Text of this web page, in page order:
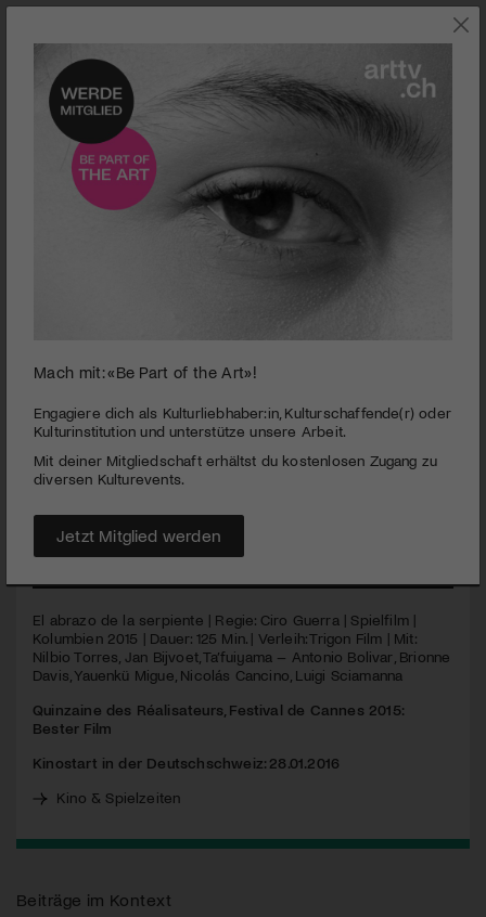
seconds
minutes,
seconds
El abrazo de la serpiente
PUBLIZIERT AM 10. JANUAR 2016
deutsche Ethnologe Theodor Koch-Grünberg im Jahr 1909,
der nordamerikanische Botaniker und Abenteurer Richard
halluzinierende Wunderpflanze.
MEHR
El abrazo de la serpiente | Regie: Ciro Guerra | Spielfilm |
Kolumbien 2015 | Dauer: 125 Min. | Verleih: Trigon Film | Mit:
Nilbio Torres, Jan Bijvoet, Ta’fuiyama – Antonio Bolivar, Brionne
Davis, Yauenkü Migue, Nicolás Cancino, Luigi Sciamanna
Quinzaine des Réalisateurs, Festival de Cannes 2015:
Bester Film
Kinostart in der Deutschschweiz: 28.01.2016
Kino & Spielzeiten
Beiträge im Kontext
Mach mit: «Be Part of the Art»!
Engagiere dich als Kulturliebhaber:in, Kulturschaffende(r) oder
Kulturinstitution und unterstütze unsere Arbeit.
Mit deiner Mitgliedschaft erhältst du kostenlosen Zugang zu
diversen Kulturevents.
Jetzt Mitglied werden